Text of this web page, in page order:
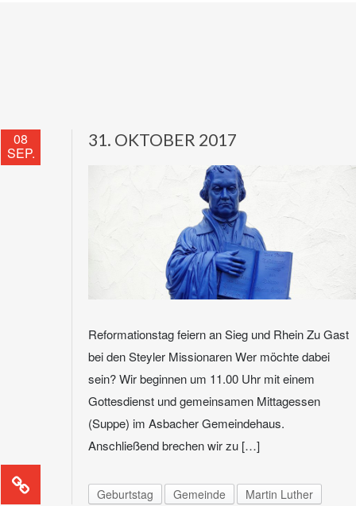
08
SEP.
31. OKTOBER 2017
Reformationstag feiern an Sieg und Rhein Zu Gast
bei den Steyler Missionaren Wer möchte dabei
sein? Wir beginnen um 11.00 Uhr mit einem
Gottesdienst und gemeinsamen Mittagessen
(Suppe) im Asbacher Gemeindehaus.
Anschließend brechen wir zu […]
Geburtstag Gemeinde Martin Luther